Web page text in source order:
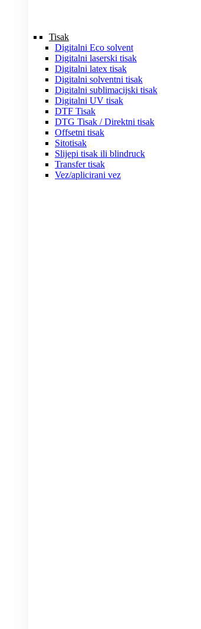
Tisak
Digitalni Eco solvent
Digitalni laserski tisak
Digitalni latex tisak
Digitalni solventni tisak
Digitalni sublimacijski tisak
Digitalni UV tisak
DTF Tisak
DTG Tisak / Direktni tisak
Offsetni tisak
Sitotisak
Slijepi tisak ili blindruck
Transfer tisak
Vez/aplicirani vez